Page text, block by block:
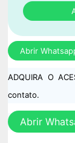
Abrir
ADQUIRA O
contato.
Abrir